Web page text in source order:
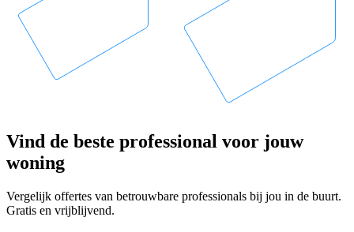
Vind de beste professional voor jouw
woning
Vergelijk offertes van betrouwbare professionals bij jou in de buurt.
Gratis en vrijblijvend.